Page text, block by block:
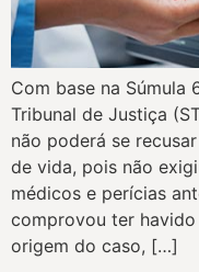
​Com base na Súmula
Tribunal de Justiça
não poderá se
de vida, pois não
médicos e perícias
comprovou ter
origem do caso, […]